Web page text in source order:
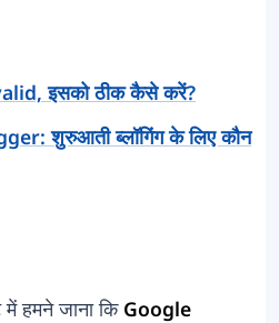
इसको ठीक कैसे करें?
शुरुआती ब्लॉगिंग के लिए कौन
हमने जाना कि Google